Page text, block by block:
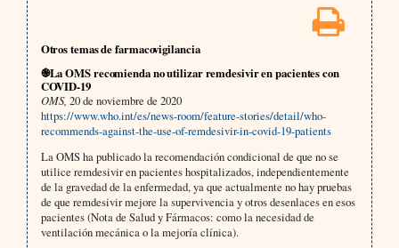
Otros temas de farmacovigilancia
֎La OMS recomienda no utilizar remdesivir en pacientes con
COVID-19
OMS, 20 de noviembre de 2020
https://www.who.int/es/news-room/feature-stories/detail/who-
recommends-against-the-use-of-remdesivir-in-covid-19-patients
La OMS ha publicado la recomendación condicional de que no se
utilice remdesivir en pacientes hospitalizados, independientemente
de la gravedad de la enfermedad, ya que actualmente no hay pruebas
de que remdesivir mejore la supervivencia y otros desenlaces en esos
pacientes (Nota de Salud y Fármacos: como la necesidad de
ventilación mecánica o la mejoría clínica).